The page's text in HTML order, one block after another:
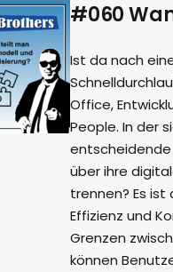
#060
Ist da nach
Office,
People. In der
entscheidende
über ihre
trennen? Es
Effizienz und
Grenzen
können